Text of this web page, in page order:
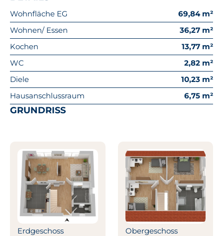
Wohnfläche EG
69,84 m²
Wohnen/ Essen
36,27 m²
Kochen
13,77 m²
WC
2,82 m²
Diele
10,23 m²
Hausanschlussraum
6,75 m²
GRUNDRISS
Erdgeschoss Obergeschoss